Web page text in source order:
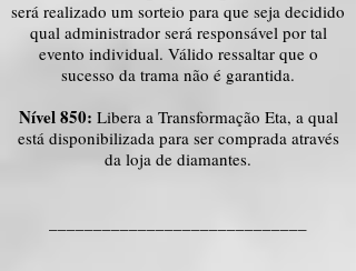
será realizado um sorteio para que seja decidido
qual administrador será responsável por tal
evento individual. Válido ressaltar que o
sucesso da trama não é garantida.
Nível 850: Libera a Transformação Eta, a qual
está disponibilizada para ser comprada através
da loja de diamantes.